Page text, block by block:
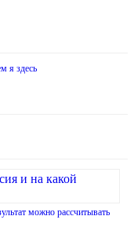
я здесь
можно рассчитывать